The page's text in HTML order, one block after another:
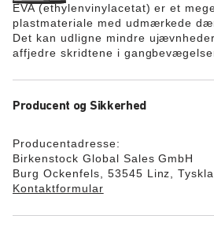
EVA (ethylenvinylacetat) er et
plastmateriale med udmærkede
Det kan udligne mindre
affjedre skridtene i
Producent og Sikkerhed
Producentadresse:
Birkenstock Global Sales GmbH
Burg Ockenfels, 53545 Linz,
Kontaktformular